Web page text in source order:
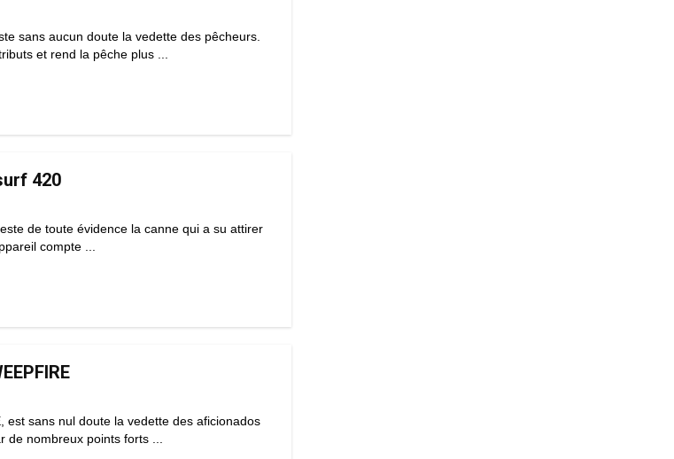
sans aucun doute la vedette des pêcheurs.
et rend la pêche plus ...
420
de toute évidence la canne qui a su attirer
compte ...
est sans nul doute la vedette des aficionados
nombreux points forts ...